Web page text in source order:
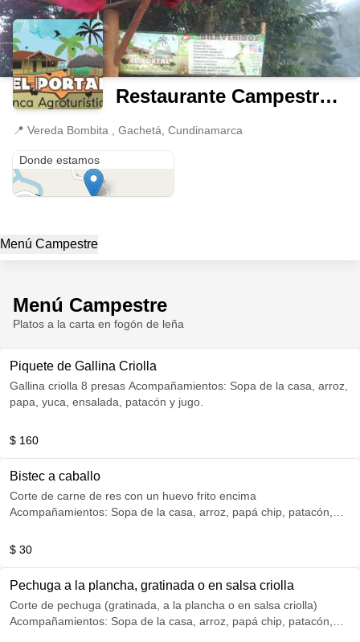
Restaurante Campestre Finca El Portal
📍 Vereda Bombita , Gachetá, Cundinamarca
Donde estamos
Menú Campestre
Menú Campestre
Platos a la carta en fogón de leña
Piquete de Gallina Criolla
Gallina criolla 8 presas Acompañamientos: Sopa de la casa, arroz,
papa, yuca, ensalada, patacón y jugo.
$ 160
Bistec a caballo
Corte de carne de res con un huevo frito encima
Acompañamientos: Sopa de la casa, arroz, papá chip, patacón,
$ 30
Pechuga a la plancha, gratinada o en salsa criolla
Corte de pechuga (gratinada, a la plancha o en salsa criolla)
Acompañamientos: Sopa de la casa, arroz, papá chip, patacón,